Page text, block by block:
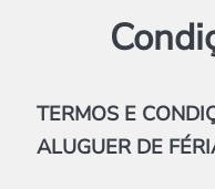
TERMOS E
ALUGUER DE